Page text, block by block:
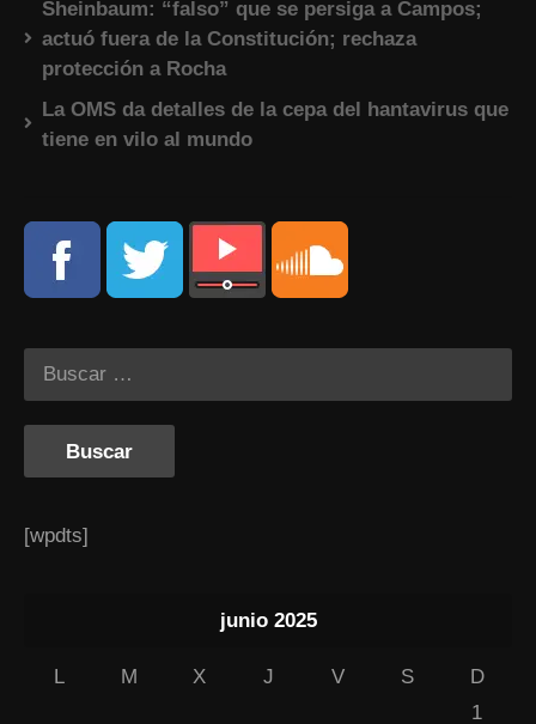
Sheinbaum: “falso” que se persiga a Campos;
actuó fuera de la Constitución; rechaza
protección a Rocha
La OMS da detalles de la cepa del hantavirus que
tiene en vilo al mundo
[wpdts]
junio 2025
L M X J V S
D
1